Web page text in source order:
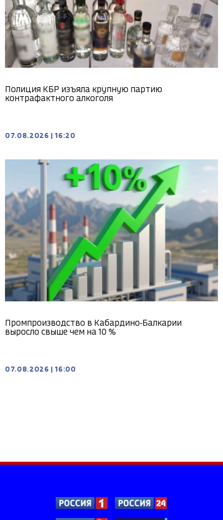
Полиция КБР изъяла крупную партию
контрафактного алкоголя
07.08.2026 16:20
Промпроизводство в Кабардино‑Балкарии
выросло свыше чем на 10 %
07.08.2026 16:00